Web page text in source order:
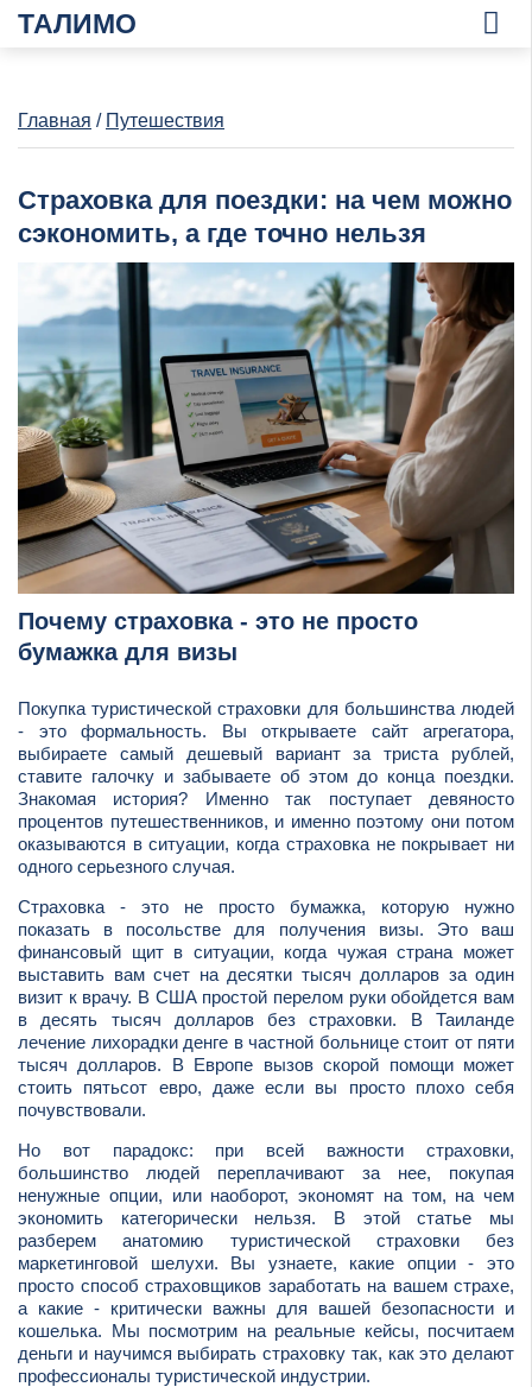
ТАЛИМО
Главная / Путешествия
Страховка для поездки: на чем можно
сэкономить, а где точно нельзя
Почему страховка - это не просто
бумажка для визы
Покупка туристической страховки для большинства людей
- это формальность. Вы открываете сайт агрегатора,
выбираете самый дешевый вариант за триста рублей,
ставите галочку и забываете об этом до конца поездки.
Знакомая история? Именно так поступает девяносто
процентов путешественников, и именно поэтому они потом
оказываются в ситуации, когда страховка не покрывает ни
одного серьезного случая.
Страховка - это не просто бумажка, которую нужно
показать в посольстве для получения визы. Это ваш
финансовый щит в ситуации, когда чужая страна может
выставить вам счет на десятки тысяч долларов за один
визит к врачу. В США простой перелом руки обойдется вам
в десять тысяч долларов без страховки. В Таиланде
лечение лихорадки денге в частной больнице стоит от пяти
тысяч долларов. В Европе вызов скорой помощи может
стоить пятьсот евро, даже если вы просто плохо себя
почувствовали.
Но вот парадокс: при всей важности страховки,
большинство людей переплачивают за нее, покупая
ненужные опции, или наоборот, экономят на том, на чем
экономить категорически нельзя. В этой статье мы
разберем анатомию туристической страховки без
маркетинговой шелухи. Вы узнаете, какие опции - это
просто способ страховщиков заработать на вашем страхе,
а какие - критически важны для вашей безопасности и
кошелька. Мы посмотрим на реальные кейсы, посчитаем
деньги и научимся выбирать страховку так, как это делают
профессионалы туристической индустрии.